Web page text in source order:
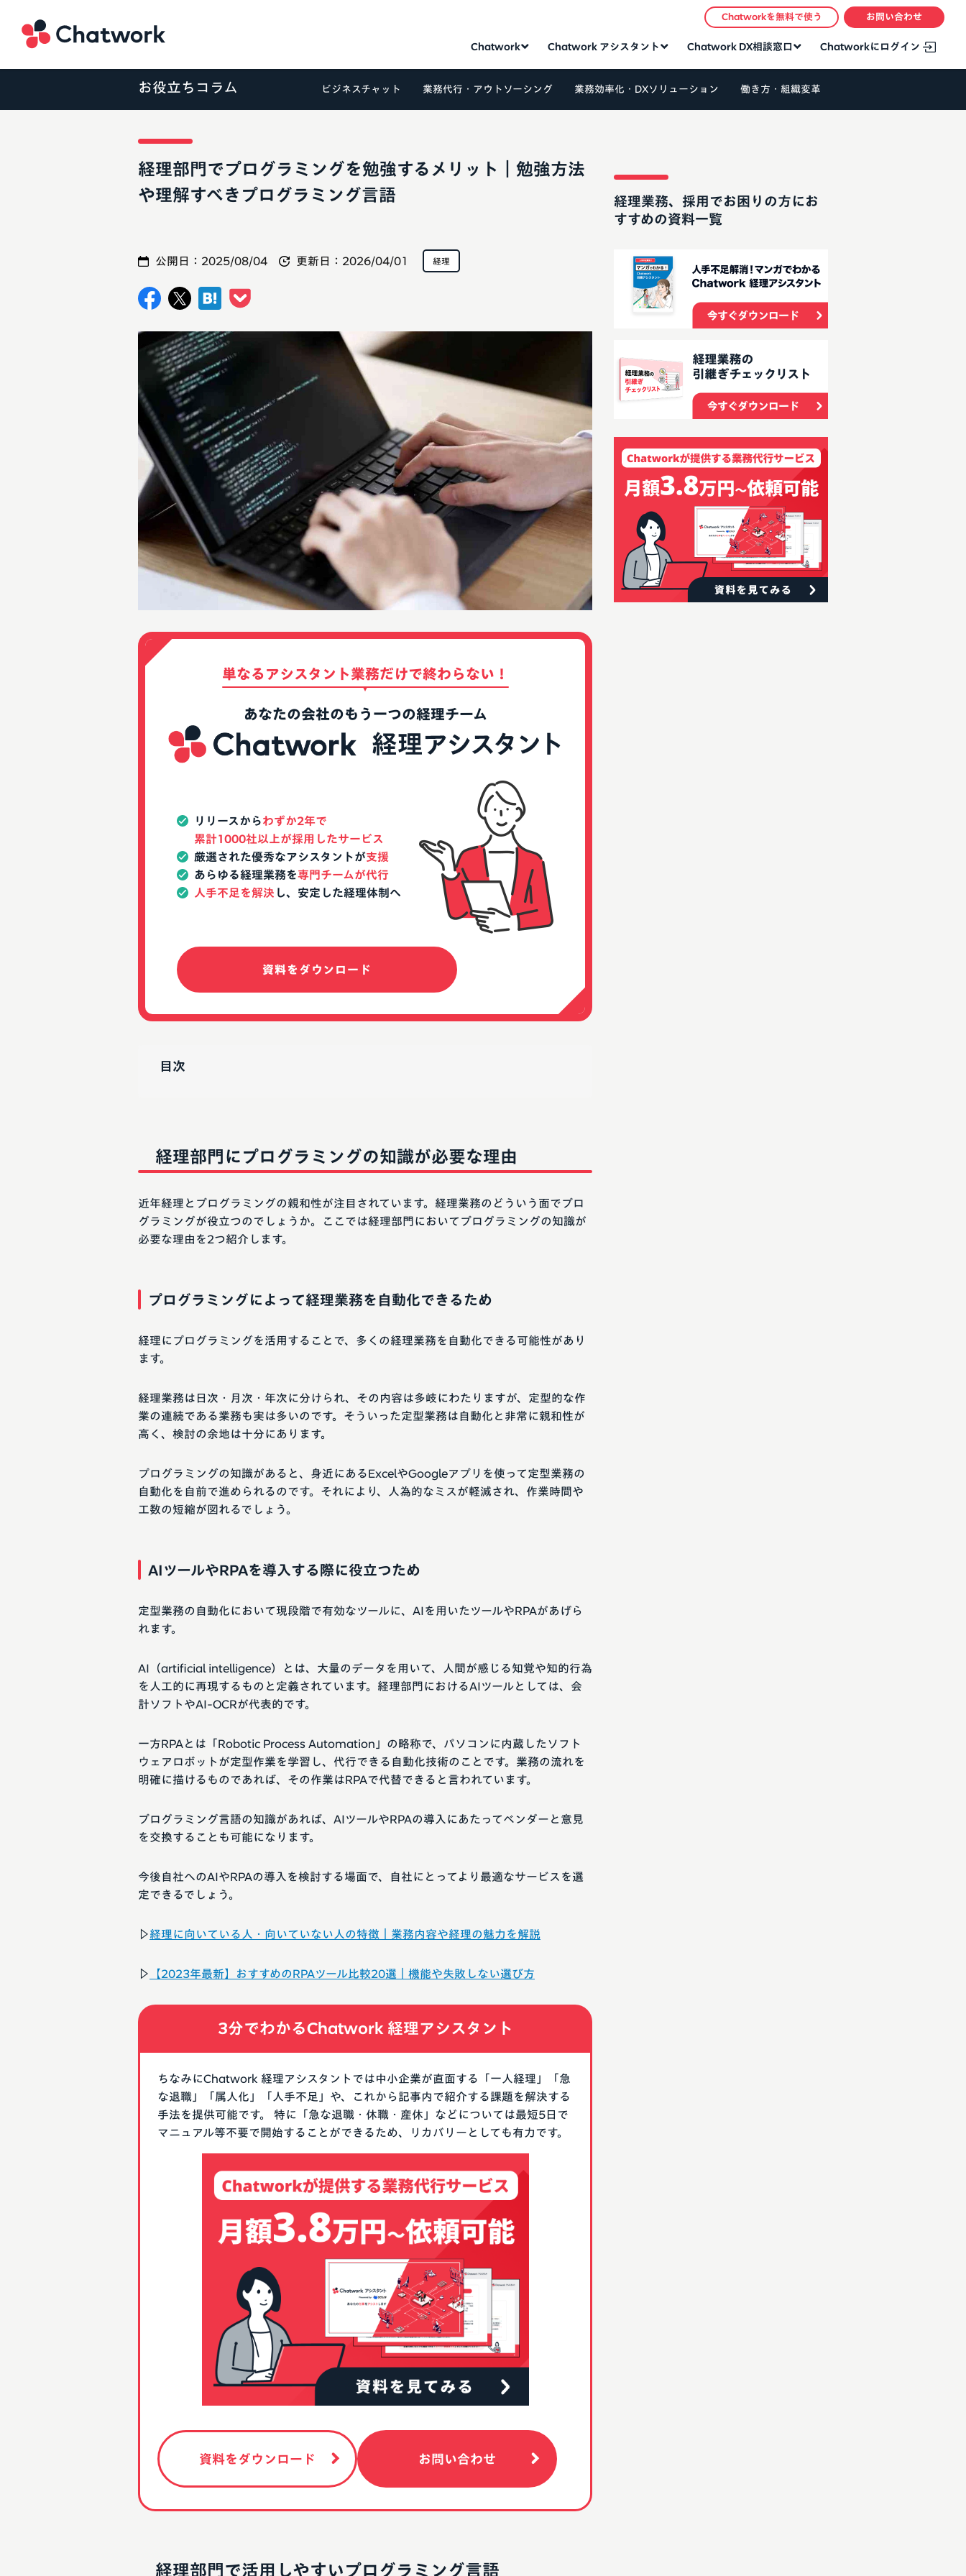
Chatwork Chatwork アシスタント Chatwork DX相談窓口 Chatworkにログイン
Chatworkを無料で使う お問い合わせ
お役立ちコラム ビジネスチャット 業務代行・アウトソーシング 業務効率化・DXソリューション 働き方・組織変革
経理部門でプログラミングを勉強するメリット｜勉強方法
や理解すべきプログラミング言語
公開日： 2025/08/04 更新日： 2026/04/01 経理
単なるアシスタント業務だけで終わらない！
あなたの会社のもう一つの経理チーム
リリースからわずか2年で
累計1000社以上が採用したサービス
厳選された優秀なアシスタントが支援
あらゆる経理業務を専門チームが代行
人手不足を解決 し、安定した経理体制へ
資料をダウンロード
目次
経理部門にプログラミングの知識が必要な理由
近年経理とプログラミングの親和性が注目されています。経理業務のどういう面でプロ
グラミングが役立つのでしょうか。ここでは経理部門においてプログラミングの知識が
必要な理由を2つ紹介します。
プログラミングによって経理業務を自動化できるため
経理にプログラミングを活用することで、多くの経理業務を自動化できる可能性があり
ます。
経理業務は日次・月次・年次に分けられ、その内容は多岐にわたりますが、定型的な作
業の連続である業務も実は多いのです。そういった定型業務は自動化と非常に親和性が
高く、検討の余地は十分にあります。
プログラミングの知識があると、身近にあるExcelやGoogleアプリを使って定型業務の
自動化を自前で進められるのです。それにより、人為的なミスが軽減され、作業時間や
工数の短縮が図れるでしょう。
AIツールやRPAを導入する際に役立つため
定型業務の自動化において現段階で有効なツールに、AIを用いたツールやRPAがあげら
れます。
AI（artificial intelligence）とは、大量のデータを用いて、人間が感じる知覚や知的行為
を人工的に再現するものと定義されています。経理部門におけるAIツールとしては、会
計ソフトやAI-OCRが代表的です。
一方RPAとは「Robotic Process Automation」の略称で、パソコンに内蔵したソフト
ウェアロボットが定型作業を学習し、代行できる自動化技術のことです。業務の流れを
明確に描けるものであれば、その作業はRPAで代替できると言われています。
プログラミング言語の知識があれば、AIツールやRPAの導入にあたってベンダーと意見
を交換することも可能になります。
今後自社へのAIやRPAの導入を検討する場面で、自社にとってより最適なサービスを選
定できるでしょう。
▷経理に向いている人・向いていない人の特徴｜業務内容や経理の魅力を解説
▷ 【2023年最新】おすすめのRPAツール比較20選｜機能や失敗しない選び方
3分でわかるChatwork 経理アシスタント
ちなみにChatwork 経理アシスタントでは中小企業が直面する「一人経理」「急
な退職」「属人化」「人手不足」や、これから記事内で紹介する課題を解決する
手法を提供可能です。 特に「急な退職・休職・産休」などについては最短5日で
マニュアル等不要で開始することができるため、リカバリーとしても有力です。
資料をダウンロード お問い合わせ
経理部門で活用しやすいプログラミング言語
経理業務、採用でお困りの方にお
すすめの資料一覧